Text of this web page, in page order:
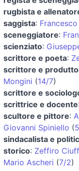
rugbista e
saggista:
sceneggiatore:
scienziato:
scrittore e poeta:
scrittore e
Mongini (14/7)
scrittore e
scrittrice e docente:
scultore e pittore:
Giovanni Spiniello (
sindacalista e
storico: Zeffiro
Mario Ascheri (7/2)